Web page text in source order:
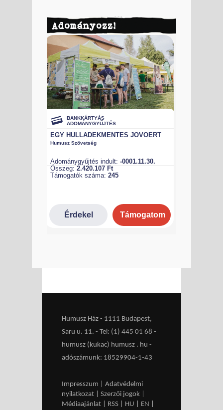
Adományozz!
Humusz Ház - 1111 Budapest,
Saru u. 11. - Tel: (1) 445 01 68 -
humusz (kukac) humusz . hu -
adószámunk: 18529904-1-43
Impresszum
Adatvédelmi
nyilatkozat
Szerzői jogok
Médiaajánlat
RSS HU EN